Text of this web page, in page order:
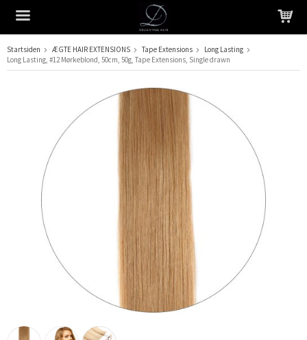
Produktet er blevet tilføjet til din indkøbskurv
Startsiden ÆGTE HAIR EXTENSIONS Tape Extensions
Long Lasting
Long Lasting, #12 Mørkeblond, 50cm, 50g, Tape Extensions, Single drawn